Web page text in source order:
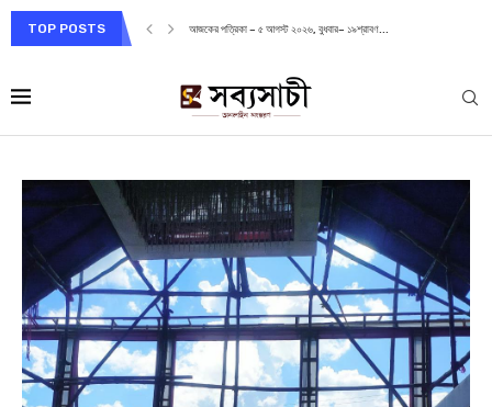
TOP POSTS আজকের পত্রিকা – ৫ আগস্ট ২০২৬, বুধবার– ১৯শ্রাবণ...